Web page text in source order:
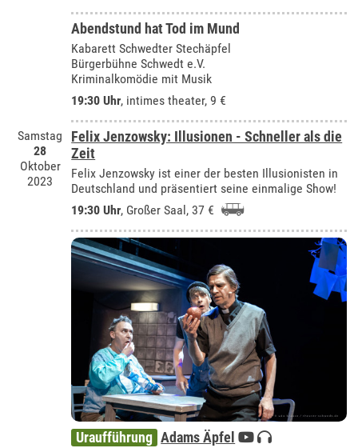
Abendstund hat Tod im Mund
Kabarett Schwedter Stechäpfel
Bürgerbühne Schwedt e.V.
Kriminalkomödie mit Musik
19:30 Uhr, intimes theater, 9 €
Samstag
28
Oktober
2023
Felix Jenzowsky: Illusionen - Schneller als die
Zeit
Felix Jenzowsky ist einer der besten Illusionisten in
Deutschland und präsentiert seine einmalige Show!
19:30 Uhr, Großer Saal, 37 €
Uraufführung Adams Äpfel